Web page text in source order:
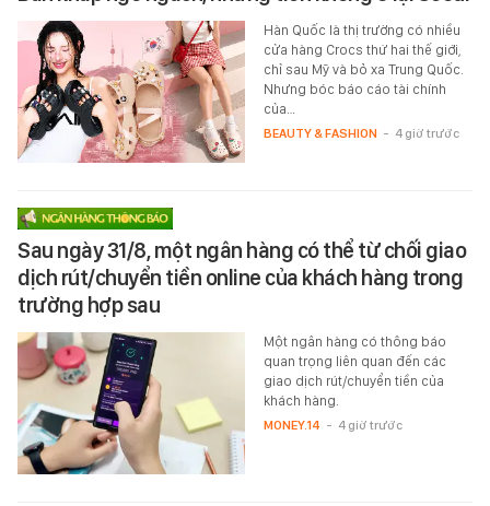
Hàn Quốc là thị trường có nhiều
cửa hàng Crocs thứ hai thế giới,
chỉ sau Mỹ và bỏ xa Trung Quốc.
Nhưng bóc báo cáo tài chính
của…
BEAUTY & FASHION - 4 giờ trước
Sau ngày 31/8, một ngân hàng có thể từ chối giao
dịch rút/chuyển tiền online của khách hàng trong
trường hợp sau
Một ngân hàng có thông báo
quan trọng liên quan đến các
giao dịch rút/chuyển tiền của
khách hàng.
MONEY.14 - 4 giờ trước